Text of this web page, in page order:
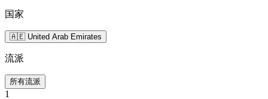
国家
🇦🇪 United Arab Emirates
流派
所有流派
1